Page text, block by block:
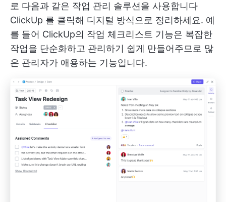
로 다음과 같은 작업 관리 솔루션을 사용합니다
ClickUp 를 클릭해 디지털 방식으로 정리하세요. 예
를 들어 ClickUp의 작업 체크리스트 기능은 복잡한
작업을 단순화하고 관리하기 쉽게 만들어주므로 많
은 관리자가 애용하는 기능입니다.